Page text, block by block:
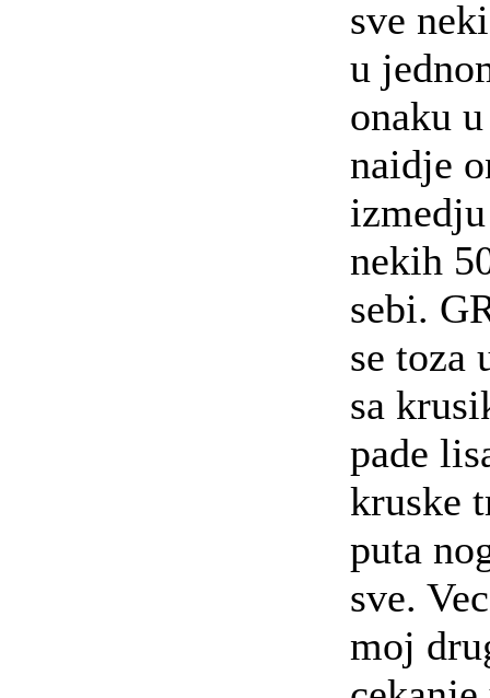
sve
u
onaku
naidje
nekih
sebi.
se toza
sa
pade
kruske
puta
sve.
moj